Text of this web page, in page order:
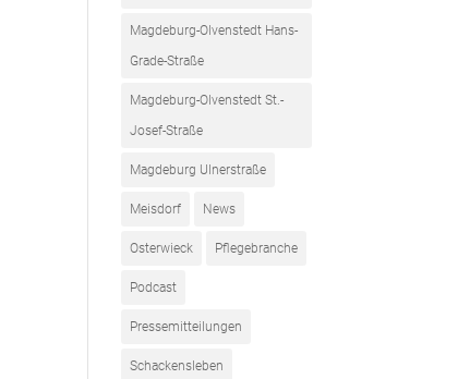
Magdeburg-Olvenstedt Hans-
Grade-Straße
Magdeburg-Olvenstedt St.-
Josef-Straße
Magdeburg Ulnerstraße
Meisdorf News
Osterwieck Pflegebranche
Podcast
Pressemitteilungen
Schackensleben